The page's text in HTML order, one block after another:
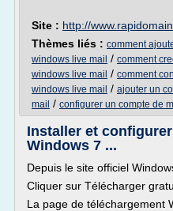
Site : http://
Thèmes liés : comment
windows live mail / comment
windows live mail / comment
windows live mail / ajouter un
mail / configurer un compte de
Installer et
Windows 7 ...
Depuis le site officiel
Cliquer sur Télécharger
La page de téléchargement